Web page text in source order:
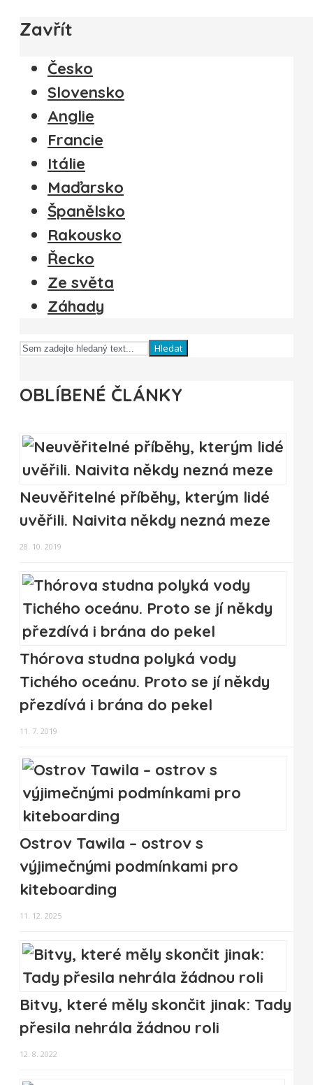
Zavřít
Česko
Slovensko
Anglie
Francie
Itálie
Maďarsko
Španělsko
Rakousko
Řecko
Ze světa
Záhady
Hledat
OBLÍBENÉ ČLÁNKY
Neuvěřitelné příběhy, kterým lidé
uvěřili. Naivita někdy nezná meze
28. 10. 2019
Thórova studna polyká vody
Tichého oceánu. Proto se jí někdy
přezdívá i brána do pekel
11. 7. 2019
Ostrov Tawila – ostrov s
výjimečnými podmínkami pro
kiteboarding
11. 12. 2025
Bitvy, které měly skončit jinak: Tady
přesila nehrála žádnou roli
12. 8. 2022